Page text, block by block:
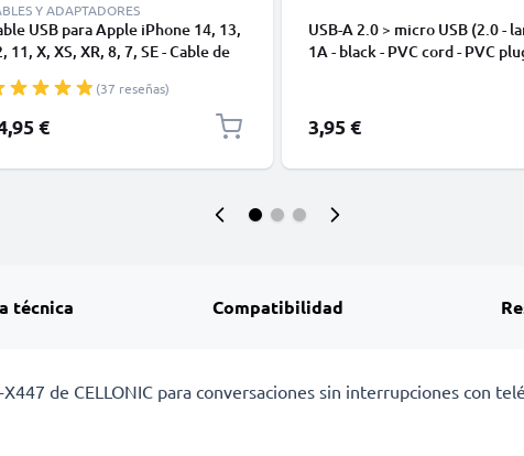
Y ADAPTADORES
USB para Apple iPhone 14, 13,
11, X, XS, XR, 8, 7, SE - Cable de
(37 reseñas)
€
USB-A 2.0 > micro USB (2.0 -
1A - black - PVC cord - PVC
3,95 €
técnica Compatibilidad
de CELLONIC para conversaciones sin interrupciones con